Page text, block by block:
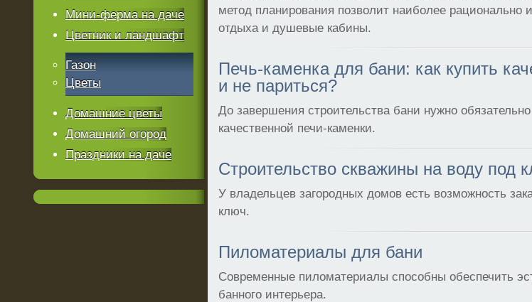
метод планирования позволит наиболее
отдыха и душевые кабины.
Печь-каменка для бани: как купить
и не париться?
До завершения строительства бани нужно
качественной печи-каменки.
Строительство скважины на воду под
У владельцев загородных домов есть возможность
ключ.
Пиломатериалы для бани
Современные пиломатериалы способны обеспечить
банного интерьера.
Мини-ферма на даче
Цветник и ландшафт
Газон
Цветы
Домашние цветы
Домашний огород
Праздники на даче